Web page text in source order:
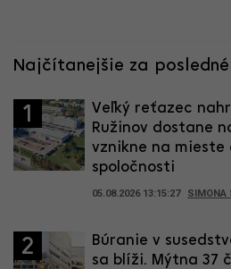
Najčítanejšie za
1
Veľký reťazec
Ružinov dostane
vznikne na mieste
spoločnosti
05.08.2026 13:15:27 SIMONA
2
Búranie v
sa blíži. Mýtna 37